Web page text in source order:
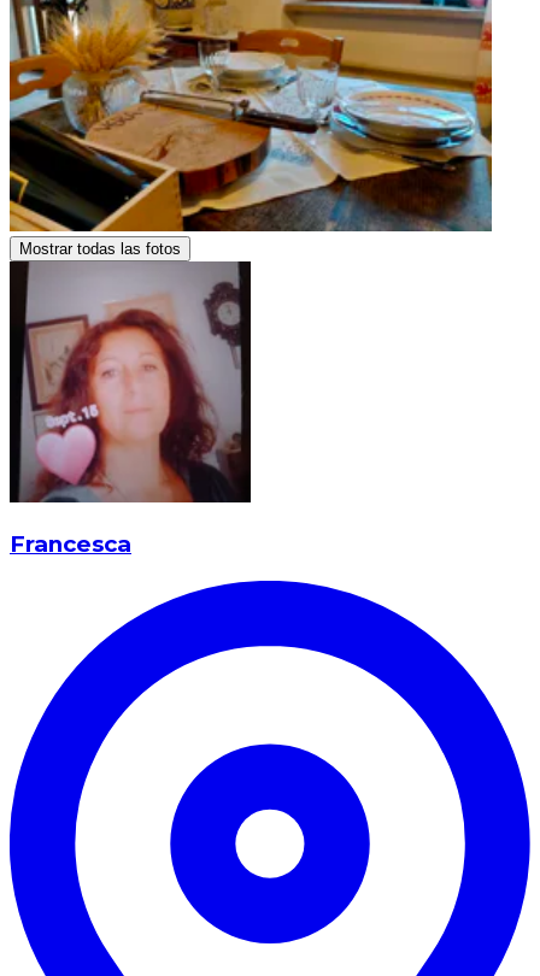
Mostrar todas las fotos
Francesca